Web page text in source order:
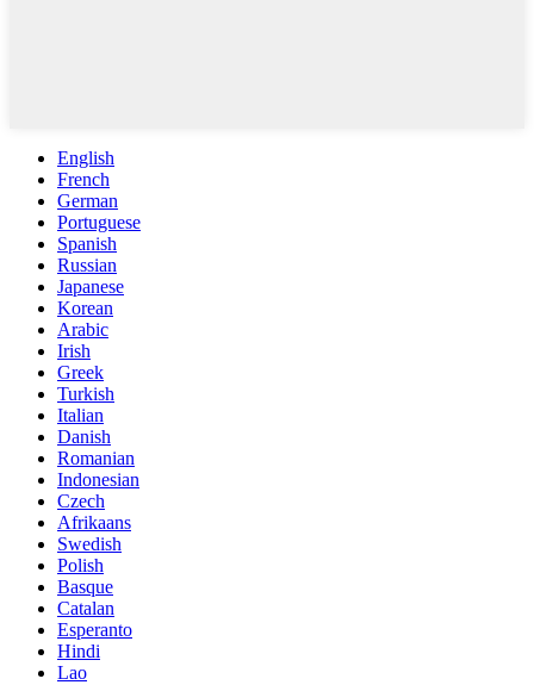
English
French
German
Portuguese
Spanish
Russian
Japanese
Korean
Arabic
Irish
Greek
Turkish
Italian
Danish
Romanian
Indonesian
Czech
Afrikaans
Swedish
Polish
Basque
Catalan
Esperanto
Hindi
Lao